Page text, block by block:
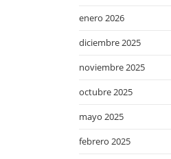
enero 2026
diciembre 2025
noviembre 2025
octubre 2025
mayo 2025
febrero 2025